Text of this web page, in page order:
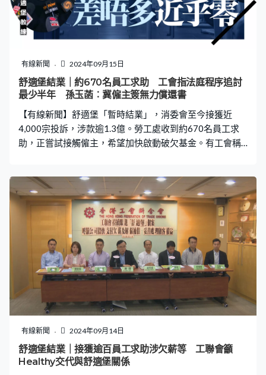
有線新聞 2024年09月15日
舒適堡結業｜約670名員工求助 工會指法庭程序追討
最少半年 孫玉菡︰冀僱主簽無力償還書
【有線新聞】舒適堡「暫時結業」，消委會至今接獲近
4,000宗投訴，涉款逾1.3億。勞工處收到約670名員工求
助，正嘗試接觸僱主，希望加快啟動破欠基金。有工會稱
員工求助，勞工及福利局局長孫玉菡稱正嘗試接觸僱主，
希望對方可以確認無力償還令破欠基金可以介入，及早向
員金發放特惠款項。孫玉菡：「當然如果沒辦法，僱主不
願意簽其實程序都可以處理，但時間要略長些少，要去勞
審處、經過法庭一些程序，時間是長了。」 如果循法庭程
序，就要先有人提出舒適堡清盤呈請。有工會稱2016年
California Fitness結業，員工循這個途徑追討了大約九個
月，今次舒適堡員工更加多，而且未有釐清公司是否確實
結業，相信追討時間更長。香港康樂體育專業人員總會會
長李粵閩：「我們預計最棘手的地方要搞清楚條數，即是
要計算清楚僱主拖欠多少錢，要遞交去勞工處，透過勞資
審裁處去判。但勞資審裁處不是只處理舒適堡事件，香港
很多案件都在排期，法庭只有一個，就是勞資審裁處，要
有線新聞 2024年09月14日
舒適堡結業｜接獲逾百員工求助涉欠薪等 工聯會籲
Healthy交代與舒適堡關係